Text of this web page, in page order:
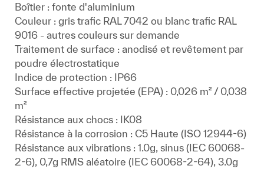
Boîtier : fonte d'aluminium
Couleur : gris trafic RAL 7042 ou blanc trafic RAL
9016 - autres couleurs sur demande
Traitement de surface : anodisé et revêtement par
poudre électrostatique
Indice de protection : IP66
Surface effective projetée (EPA) : 0,026 m² / 0,038
m²
Résistance aux chocs : IK08
Résistance à la corrosion : C5 Haute (ISO 12944-6)
Résistance aux vibrations : 1.0g, sinus (IEC 60068-
2-6), 0,7g RMS aléatoire (IEC 60068-2-64), 3.0g